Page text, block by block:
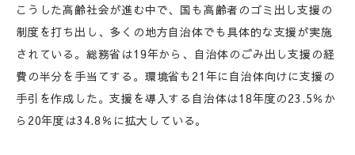
こうした高齢社会が進む中で、国も高齢者のゴミ出し支援の
制度を打ち出し、多くの地方自治体でも具体的な支援が実施
されている。総務省は19年から、自治体のごみ出し支援の経
費の半分を手当てする。環境省も21年に自治体向けに支援の
手引を作成した。支援を導入する自治体は18年度の23.5％か
ら20年度は34.8％に拡大している。